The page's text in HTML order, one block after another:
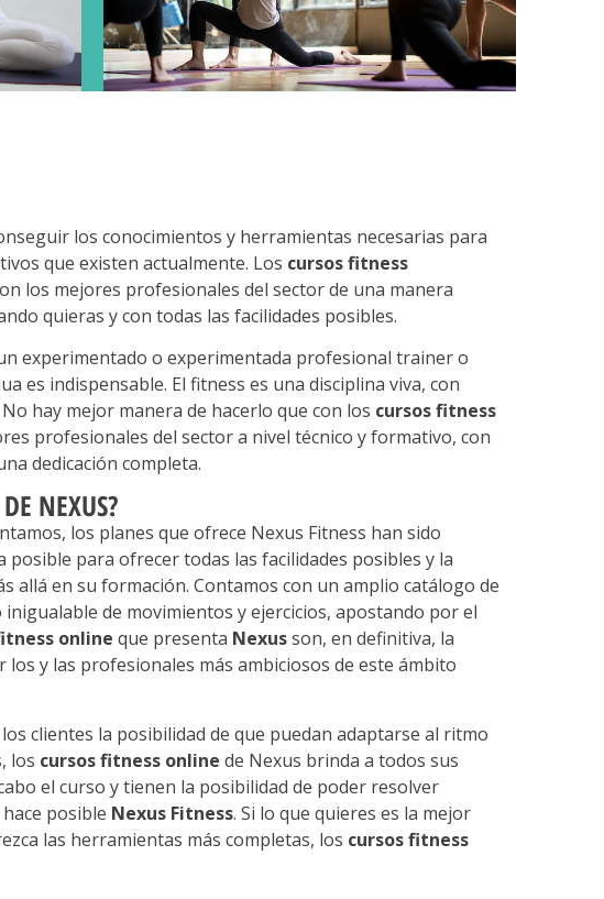
los conocimientos y herramientas necesarias para
que existen actualmente. Los cursos fitness
los mejores profesionales del sector de una manera
quieras y con todas las facilidades posibles.
experimentado o experimentada profesional trainer o
es indispensable. El fitness es una disciplina viva, con
hay mejor manera de hacerlo que con los cursos fitness
profesionales del sector a nivel técnico y formativo, con
dedicación completa.
NEXUS?
los planes que ofrece Nexus Fitness han sido
posible para ofrecer todas las facilidades posibles y la
allá en su formación. Contamos con un amplio catálogo de
de movimientos y ejercicios, apostando por el
online que presenta Nexusson, en definitiva, la
y las profesionales más ambiciosos de este ámbito
clientes la posibilidad de que puedan adaptarse al ritmo
los cursos fitness online de Nexus brinda a todos sus
el curso y tienen la posibilidad de poder resolver
posible Nexus Fitness. Si lo que quieres es la mejor
las herramientas más completas, los cursos fitness